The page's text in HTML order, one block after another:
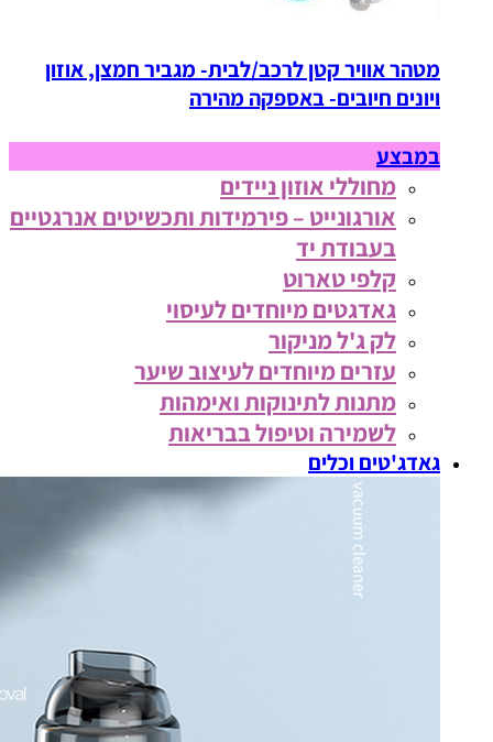
מטהר אוויר קטן לרכב/לבית- מגביר חמצן, אוזון
ויונים חיובים- באספקה מהירה
במבצע
מחוללי אוזון ניידים
אורגונייט – פירמידות ותכשיטים אנרגטיים
בעבודת יד
קלפי טארוט
גאדגטים מיוחדים לעיסוי
לק ג'ל מניקור
עזרים מיוחדים לעיצוב שיער
מתנות לתינוקות ואימהות
לשמירה וטיפול בבריאות
גאדג'טים וכלים